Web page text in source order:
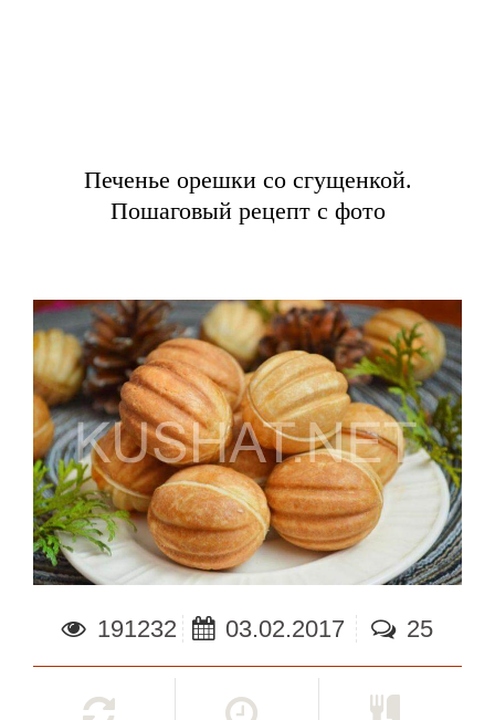
Печенье орешки со сгущенкой.
Пошаговый рецепт с фото
191232 03.02.2017 25